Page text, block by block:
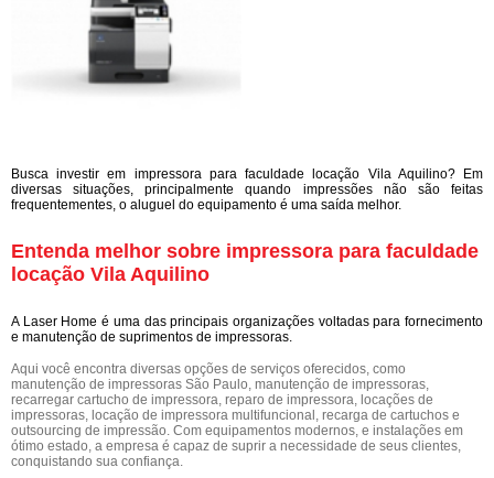
Busca investir em impressora para faculdade locação Vila Aquilino? Em
diversas situações, principalmente quando impressões não são feitas
frequentementes, o aluguel do equipamento é uma saída melhor.
Entenda melhor sobre impressora para faculdade
locação Vila Aquilino
A Laser Home é uma das principais organizações voltadas para fornecimento
e manutenção de suprimentos de impressoras.
Aqui você encontra diversas opções de serviços oferecidos, como
manutenção de impressoras São Paulo, manutenção de impressoras,
recarregar cartucho de impressora, reparo de impressora, locações de
impressoras, locação de impressora multifuncional, recarga de cartuchos e
outsourcing de impressão. Com equipamentos modernos, e instalações em
ótimo estado, a empresa é capaz de suprir a necessidade de seus clientes,
conquistando sua confiança.